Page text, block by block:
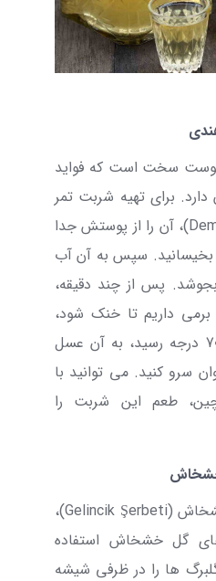
پوست سخت است که فواید
برای تهیه شربت تمر
)، آن را از پوستش جدا
سپس به آن آب
پس از چند دقیقه،
داریم تا خنک شود،
وقتی به دمای حدودا 70 درجه رسید، به آن عسل
سرو کنید. می توانید با
طعم این شربت را
(
Gelincik Şerbeti)،
گل خشخاش استفاده
ها را در ظرفی شیشه